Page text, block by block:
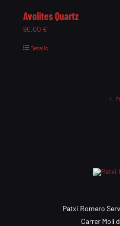
Avolites Quartz
90,00 €
Details
Patxi Romero
Carrer Molí